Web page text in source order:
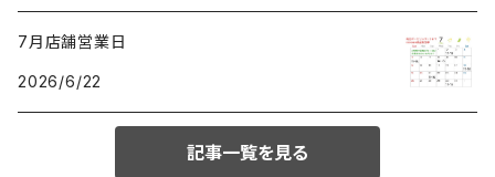
7月店舗営業日
2026/6/22
記事一覧を見る